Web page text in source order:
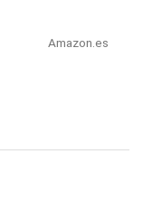
Amazon.es